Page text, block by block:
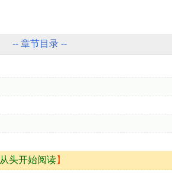
-- 章节目录 --
从头开始阅读】